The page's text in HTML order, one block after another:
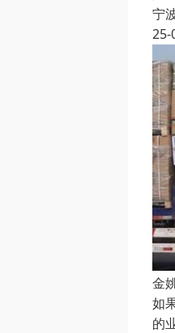
宁
25-
金
如
的